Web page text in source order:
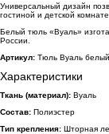
Универсальный дизайн
гостиной и детской комнате.
Белый тюль «Вуаль»
России.
Артикул: Тюль Вуаль белый
Характеристики
Ткань (материал): Вуаль
Состав: Полиэстер
Тип крепления: Шторная